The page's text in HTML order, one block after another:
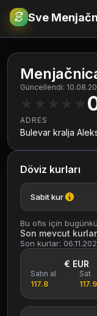
€RSD Sve
Güncellendi:
★ ★ ★ ★ ★
ADRES
Bulevar kralja
Döviz kurları
Sabit kur
Bu ofis için
Son mevcut kurlar
Son kurlar:
€ EUR
Satın al
117.8
Sat
117.9